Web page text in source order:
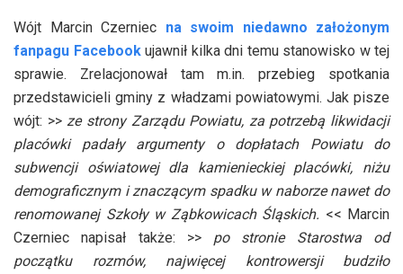
Wójt Marcin Czerniec na swoim niedawno założonym
fanpagu Facebookujawnił kilka dni temu stanowisko w tej
sprawie. Zrelacjonował tam m.in. przebieg spotkania
przedstawicieli gminy z władzami powiatowymi. Jak pisze
wójt: >> ze strony Zarządu Powiatu, za potrzebą likwidacji
placówki padały argumenty o dopłatach Powiatu do
subwencji oświatowej dla kamienieckiej placówki, niżu
demograficznym i znaczącym spadku w naborze nawet do
renomowanej Szkoły w Ząbkowicach Śląskich. << Marcin
Czerniec napisał także: >> po stronie Starostwa od
początku rozmów, najwięcej kontrowersji budziło